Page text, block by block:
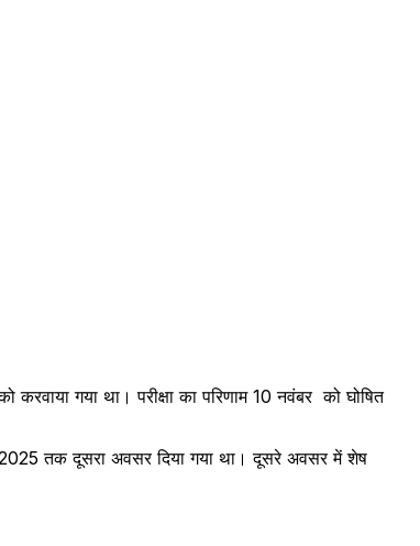
गया था। परीक्षा का परिणाम 10 नवंबर को घोषित
2025 तक दूसरा अवसर दिया गया था। दूसरे अवसर में शेष